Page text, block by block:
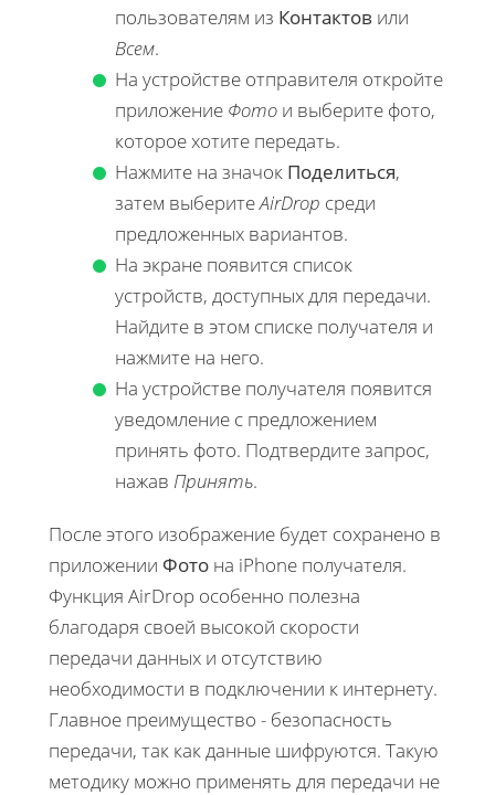
пользователям из Контактов или
Всем.
На устройстве отправителя откройте
приложение Фото и выберите фото,
которое хотите передать.
Нажмите на значок Поделиться,
затем выберитеAirDrop среди
предложенных вариантов.
На экране появится список
устройств, доступных для передачи.
Найдите в этом списке получателя и
нажмите на него.
На устройстве получателя появится
уведомление с предложением
принять фото. Подтвердите запрос,
нажав Принять.
После этого изображение будет сохранено в
приложении Фото на iPhone получателя.
Функция AirDrop особенно полезна
благодаря своей высокой скорости
передачи данных и отсутствию
необходимости в подключении к интернету.
Главное преимущество - безопасность
передачи, так как данные шифруются. Такую
методику можно применять для передачи не